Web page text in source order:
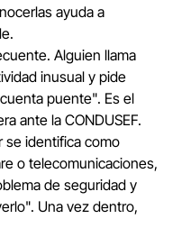
ayuda a
Alguien llama
inusual y pide
puente". Es el
ante la CONDUSEF.
se identifica como
o telecomunicaciones,
de seguridad y
Una vez dentro,